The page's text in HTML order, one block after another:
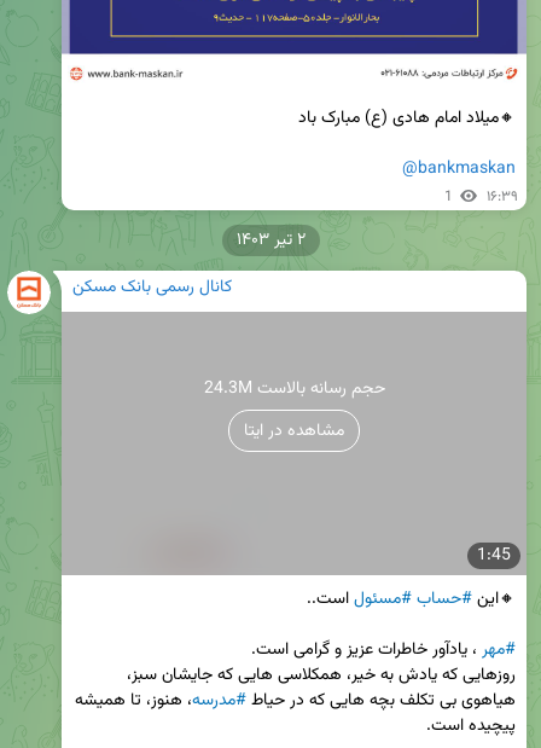
@bankmaskan
1 ۱۶:۳۹
کانال رسمی بانک مسکن
1:45
24.3M حجم رسانه بالاست
مشاهده در ایتا
🔸این #حساب#مسئول
#مهر
هیاهوی بی تکلف بچه هایی که در حیاط #مدرسه
۲ تیر ۱۴۰۳